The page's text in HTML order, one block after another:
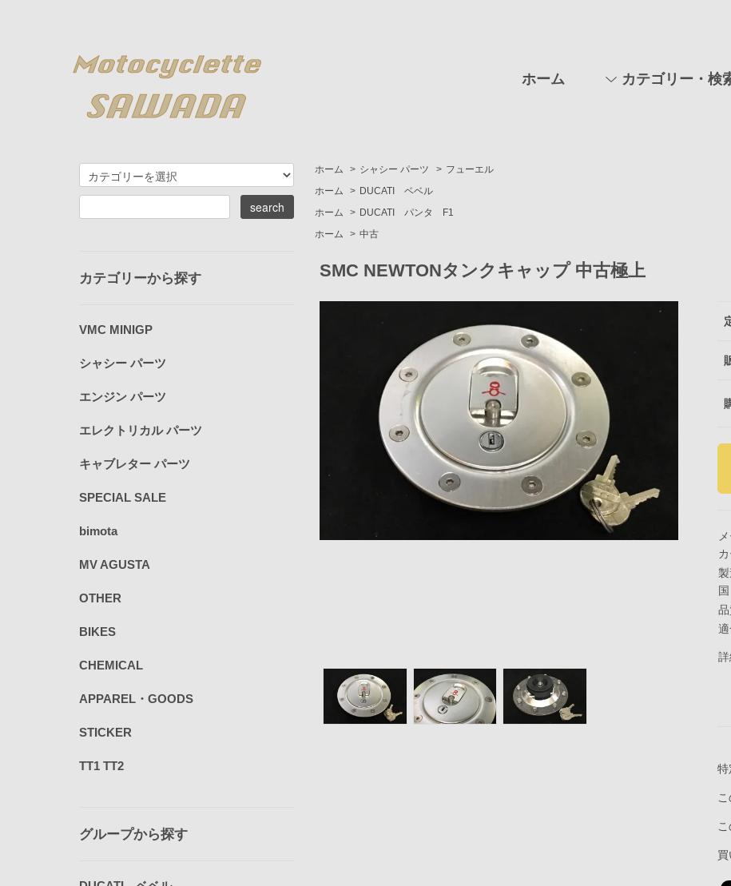
ホーム カテゴリー・検
ホーム > シャシー パーツ > フューエル
ホーム
> DUCATI ベベル
ホーム
> DUCATI パンタ F1
ホーム
> 中古
SMC NEWTONタンクキャップ 中古極上
国
特
カテゴリーから探す
VMC MINIGP
シャシー パーツ
エンジン パーツ
エレクトリカル パーツ
キャブレター パーツ
SPECIAL SALE
bimota
MV AGUSTA
OTHER
BIKES
CHEMICAL
APPAREL・GOODS
STICKER
TT1 TT2
グループから探す